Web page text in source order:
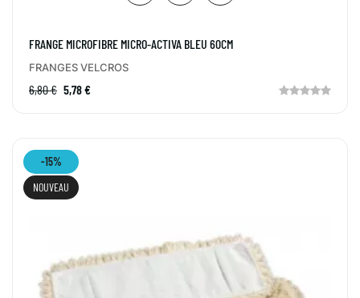
FRANGE MICROFIBRE MICRO-ACTIVA BLEU 60CM
FRANGES VELCROS
6,80 € 5,78 €
-15%
NOUVEAU